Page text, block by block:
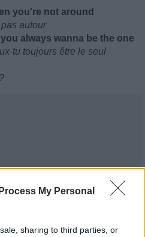
My Personal
sharing to third parties, or
you're not around
autour
always wanna be the one
tu toujours être le seul